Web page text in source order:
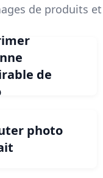
de produits
de
photo